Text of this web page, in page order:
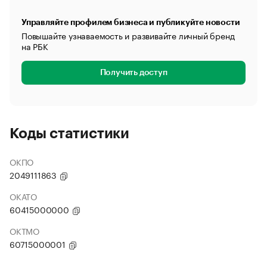
Управляйте профилем бизнеса и публикуйте новости
Повышайте узнаваемость и развивайте личный бренд
на РБК
Получить доступ
Коды статистики
ОКПО
2049111863
ОКАТО
60415000000
ОКТМО
60715000001